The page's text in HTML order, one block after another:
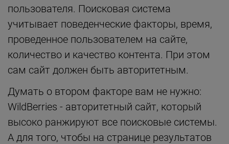
пользователя. Поисковая система
учитывает поведенческие факторы, время,
проведенное пользователем на сайте,
количество и качество контента. При этом
сам сайт должен быть авторитетным.
Думать о втором факторе вам не нужно:
WildBerries - авторитетный сайт, который
высоко ранжируют все поисковые системы.
А для того, чтобы на странице результатов